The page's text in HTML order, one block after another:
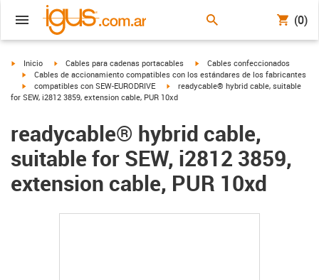
(0)
igus-icon-arrow-right
Inicio igus-icon-arrow-right
Cables para cadenas portacables igus-icon-arrow-right
Cables confeccionados
igus-icon-arrow-right
Cables de accionamiento compatibles con los estándares de los fabricantes
igus-icon-arrow-right
compatibles con SEW-EURODRIVE igus-icon-arrow-right
readycable® hybrid cable, suitable
for SEW, i2812 3859, extension cable, PUR 10xd
readycable® hybrid cable,
suitable for SEW, i2812 3859,
extension cable, PUR 10xd